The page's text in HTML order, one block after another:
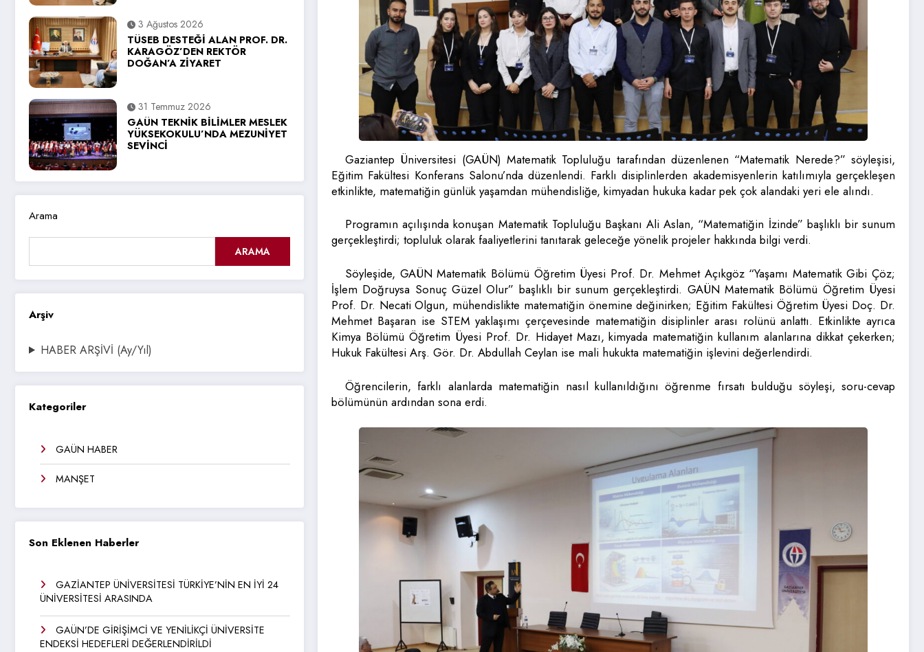
3 Ağustos 2026
TÜSEB DESTEĞİ ALAN PROF. DR.
KARAGÖZ’DEN REKTÖR
DOĞAN’A ZİYARET
31 Temmuz 2026
GAÜN TEKNİK BİLİMLER MESLEK
YÜKSEKOKULU’NDA MEZUNİYET
SEVİNCİ
Arama
ARAMA
Arşiv
HABER ARŞİVİ (Ay/Yıl)
Kategoriler
GAÜN HABER
MANŞET
Son Eklenen Haberler
GAZİANTEP ÜNİVERSİTESİ TÜRKİYE’NİN EN İYİ 24
ÜNİVERSİTESİ ARASINDA
GAÜN’DE GİRİŞİMCİ VE YENİLİKÇİ ÜNİVERSİTE
ENDEKSİ HEDEFLERİ DEĞERLENDİRİLDİ
Gaziantep Üniversitesi (GAÜN) Matematik Topluluğu tarafından düzenlenen “Matematik Nerede?” söyleşisi,
Eğitim Fakültesi Konferans Salonu’nda düzenlendi. Farklı disiplinlerden akademisyenlerin katılımıyla gerçekleşen
etkinlikte, matematiğin günlük yaşamdan mühendisliğe, kimyadan hukuka kadar pek çok alandaki yeri ele alındı.
Programın açılışında konuşan Matematik Topluluğu Başkanı Ali Aslan, “Matematiğin İzinde” başlıklı bir sunum
gerçekleştirdi; topluluk olarak faaliyetlerini tanıtarak geleceğe yönelik projeler hakkında bilgi verdi.
Söyleşide, GAÜN Matematik Bölümü Öğretim Üyesi Prof. Dr. Mehmet Açıkgöz “Yaşamı Matematik Gibi Çöz;
İşlem Doğruysa Sonuç Güzel Olur” başlıklı bir sunum gerçekleştirdi. GAÜN Matematik Bölümü Öğretim Üyesi
Prof. Dr. Necati Olgun, mühendislikte matematiğin önemine değinirken; Eğitim Fakültesi Öğretim Üyesi Doç. Dr.
Mehmet Başaran ise STEM yaklaşımı çerçevesinde matematiğin disiplinler arası rolünü anlattı. Etkinlikte ayrıca
Kimya Bölümü Öğretim Üyesi Prof. Dr. Hidayet Mazı, kimyada matematiğin kullanım alanlarına dikkat çekerken;
Hukuk Fakültesi Arş. Gör. Dr. Abdullah Ceylan ise mali hukukta matematiğin işlevini değerlendirdi.
Öğrencilerin, farklı alanlarda matematiğin nasıl kullanıldığını öğrenme fırsatı bulduğu söyleşi, soru-cevap
bölümünün ardından sona erdi.